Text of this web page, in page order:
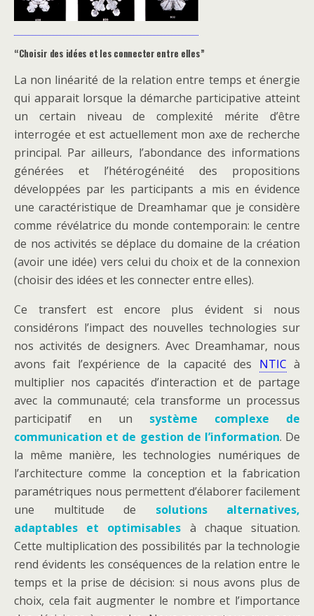
“Choisir des idées et les connecter entre elles”
La non linéarité de la relation entre temps et énergie
qui apparait lorsque la démarche participative atteint
un certain niveau de complexité mérite d’être
interrogée et est actuellement mon axe de recherche
principal. Par ailleurs, l’abondance des informations
générées et l’hétérogénéité des propositions
développées par les participants a mis en évidence
une caractéristique de Dreamhamar que je considère
comme révélatrice du monde contemporain: le centre
de nos activités se déplace du domaine de la création
(avoir une idée) vers celui du choix et de la connexion
(choisir des idées et les connecter entre elles).
Ce transfert est encore plus évident si nous
considérons l’impact des nouvelles technologies sur
nos activités de designers. Avec Dreamhamar, nous
avons fait l’expérience de la capacité des NTIC à
multiplier nos capacités d’interaction et de partage
avec la communauté; cela transforme un processus
participatif en un
système complexe de
communication et de gestion de l’information. De
la même manière, les technologies numériques de
l’architecture comme la conception et la fabrication
paramétriques nous permettent d’élaborer facilement
une multitude de solutions alternatives,
adaptables et optimisables à chaque situation.
Cette multiplication des possibilités par la technologie
rend évidents les conséquences de la relation entre le
temps et la prise de décision: si nous avons plus de
choix, cela fait augmenter le nombre et l’importance